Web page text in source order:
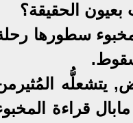
الحقيقة؟
سطورها
يتشعلُّه
قراءة